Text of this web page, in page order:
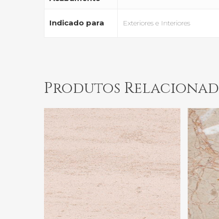
Indicado para Exteriores e Interiores
Produtos